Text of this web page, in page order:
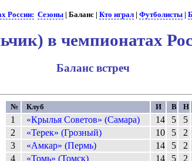
России: Сезоны| Баланс | Кто играл| Футболисты|
в чемпионатах
Баланс встреч
№ Клуб И В Н
1 «Крылья Советов» (Самара) 14 5 5
2
«Терек» (Грозный) 10 5 2
3
«Амкар» (Пермь) 14 5 2
4
«Томь» (Томск) 14 5 2